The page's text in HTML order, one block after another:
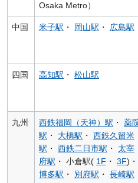
Osaka Metro）
中国 米子駅 ・ 岡山駅 ・ 広島駅
四国 高知駅 ・ 松山駅
九州 西鉄福岡（天神）駅 ・ 薬
駅 ・ 大橋駅 ・ 西鉄久留米
駅 ・ 西鉄二日市駅 ・ 太宰
府駅 ・ 小倉駅( 1F ・ 3F)・
博多駅 ・ 別府駅 ・ 長崎駅